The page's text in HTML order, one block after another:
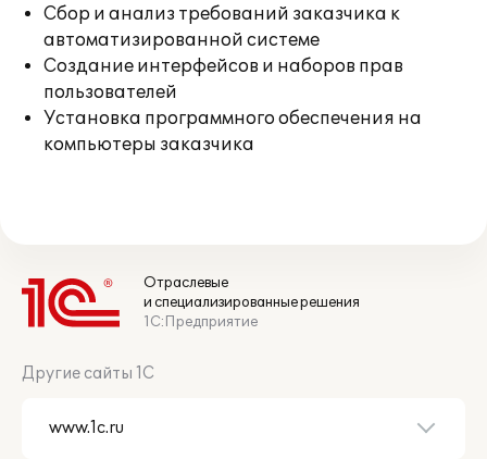
Сбор и анализ требований заказчика к
автоматизированной системе
Создание интерфейсов и наборов прав
пользователей
Установка программного обеспечения на
компьютеры заказчика
Отраслевые
и специализированные решения
1С:Предприятие
Другие сайты 1С